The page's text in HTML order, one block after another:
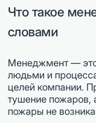
Что такое
словами
Менеджмент —
людьми и
целей компании.
тушение пожаров,
пожары не